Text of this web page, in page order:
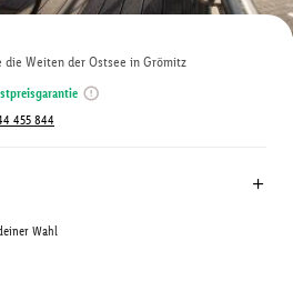
Weiten der Ostsee in Grömitz
455 844
Wahl